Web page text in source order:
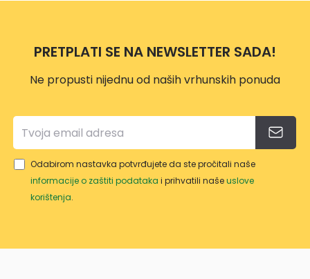
STEE
PRO
1
22
5645
STEE
PRO
PRETPLATI SE NA NEWSLETTER SADA!
Ne propusti nijednu od naših vrhunskih ponuda
Odabirom nastavka potvrđujete da ste pročitali naše
informacije o zaštiti podataka i prihvatili našeuslove
korištenja.